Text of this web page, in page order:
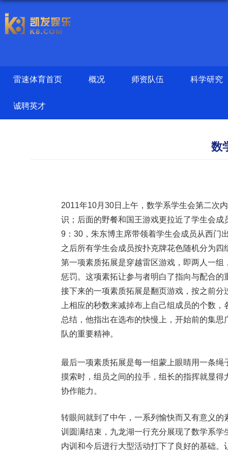
雷速体育首页 概况 师资队伍 科学研究
诚聘英才
数
2011年10月30日上午，数学系学生会第二次
识；后面的野餐和国王游戏更拉近了学生会
9：30，朱东博主席带领着学生会成员从西门
之后所有学生会成员按扑克牌花色随机分为
第一项素质拓展是穿越雷区游戏，即两人一
惩罚。这项素拓让参与者明白了指向与配合
接下来的一项素质拓展是翻页游戏，按之前
上相应的秒数来减掉布上自己组成员的个数
总结，他指出在选布的快慢上，开始前的集
队的重要精神。
最后一项素质拓展是每一组蒙上眼睛用一条
摸索时，组员之间的拉手，组长的指挥就显
协作能力。
转眼间就到了中午，一系列愉快而又有意义
训圆满结束，九龙湖一行充分展现了数学系
内训和今后进行大型活动打下了良好的基础